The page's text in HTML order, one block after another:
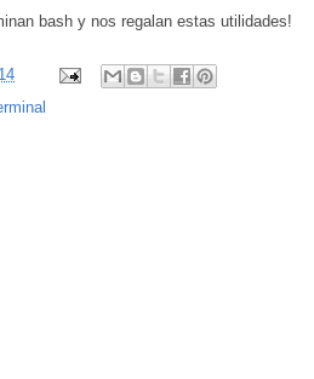
bash y nos regalan estas utilidades!